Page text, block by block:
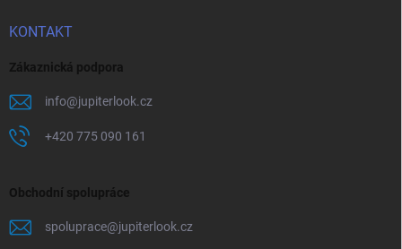
KONTAKT
Zákaznická podpora
info@jupiterlook.cz
+420 775 090 161
Obchodní spolupráce
spoluprace@jupiterlook.cz